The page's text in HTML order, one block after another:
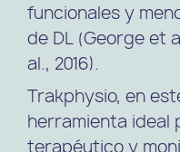
funcionales y
de DL (George et
al., 2016).
Trakphysio, en
herramienta ideal
terapéutico y